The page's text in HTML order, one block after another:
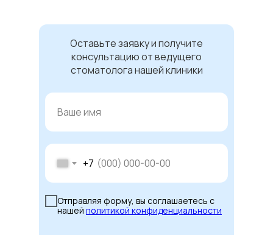
Оставьте заявку и получите
консультацию от ведущего
стоматолога нашей клиники
+7
Отправляя форму, вы соглашаетесь с
нашей политикой конфиденциальности